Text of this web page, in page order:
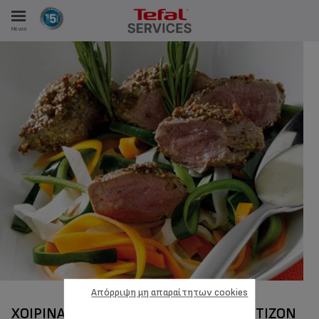
Μενού
ΜΑΣ
ΧΟΙΡΙΝΆ ΦΙΛΕΤΆΚΙΑ ΜΕ ΜΟΥΣΤΆΡΔΑ ΝΤΙΖΌΝ
Απόρριψη μη απαραίτητων cookies